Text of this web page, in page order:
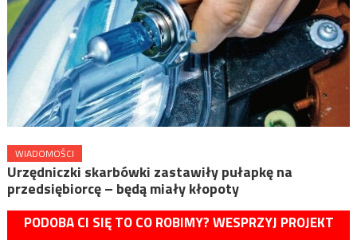
WIADOMOŚCI
Urzędniczki skarbówki zastawiły pułapkę na
przedsiębiorcę – będą miały kłopoty
PODOBA CI SIĘ TO CO ROBIMY? WESPRZYJ PROJEKT